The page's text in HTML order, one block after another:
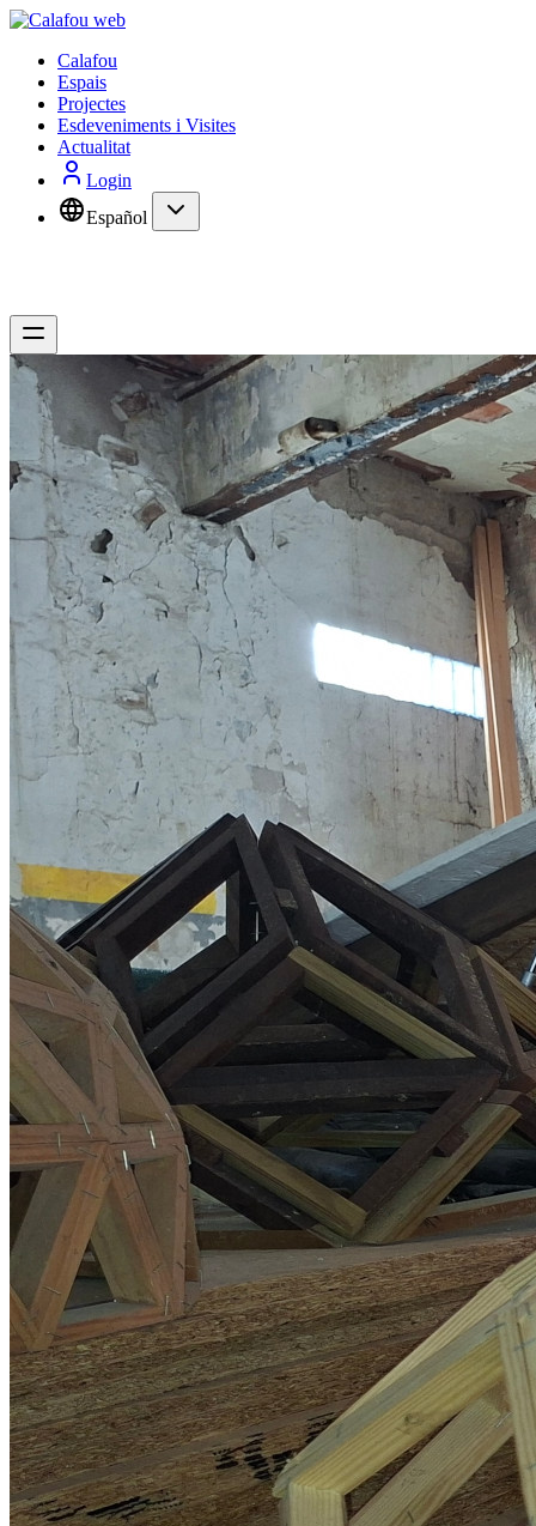
Calafou
Espais
Projectes
Esdeveniments i Visites
Actualitat
Login
Español